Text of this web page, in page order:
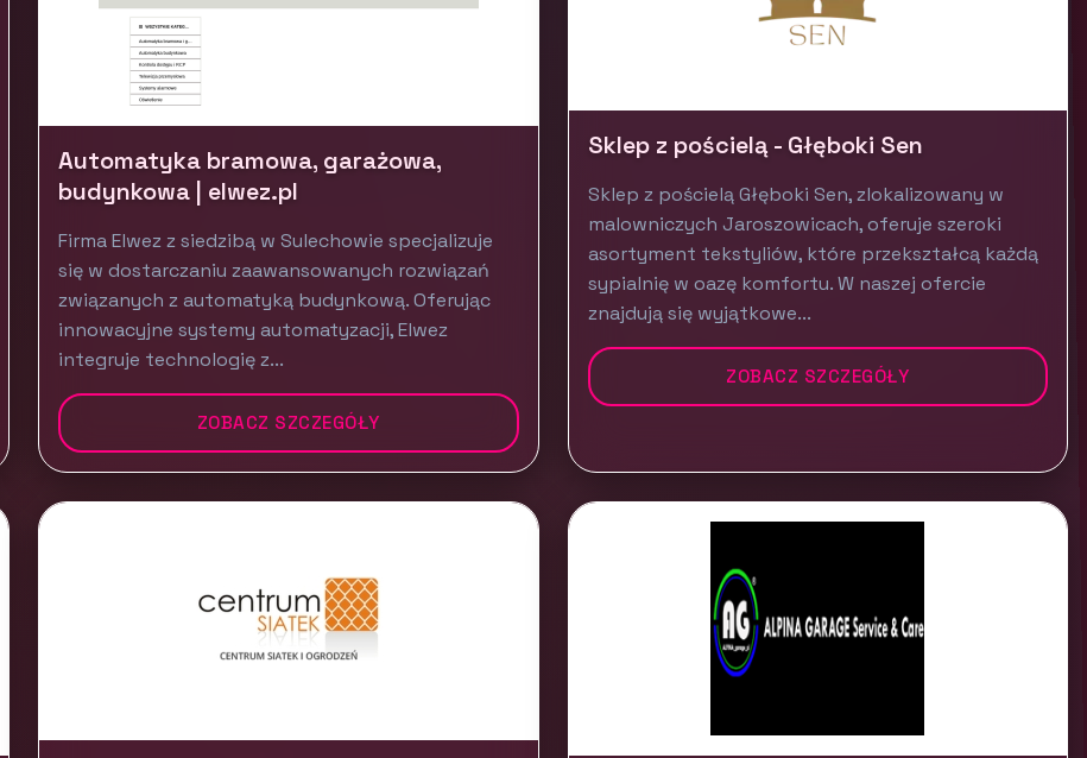
Automatyka bramowa, garażowa,
budynkowa | elwez.pl
Firma Elwez z siedzibą w Sulechowie specjalizuje
się w dostarczaniu zaawansowanych rozwiązań
związanych z automatyką budynkową. Oferując
innowacyjne systemy automatyzacji, Elwez
integruje technologię z...
ZOBACZ SZCZEGÓŁY
Sklep z pościelą - Głęboki Sen
Sklep z pościelą Głęboki Sen, zlokalizowany w
malowniczych Jaroszowicach, oferuje szeroki
asortyment tekstyliów, które przekształcą każdą
sypialnię w oazę komfortu. W naszej ofercie
znajdują się wyjątkowe...
ZOBACZ SZCZEGÓŁY